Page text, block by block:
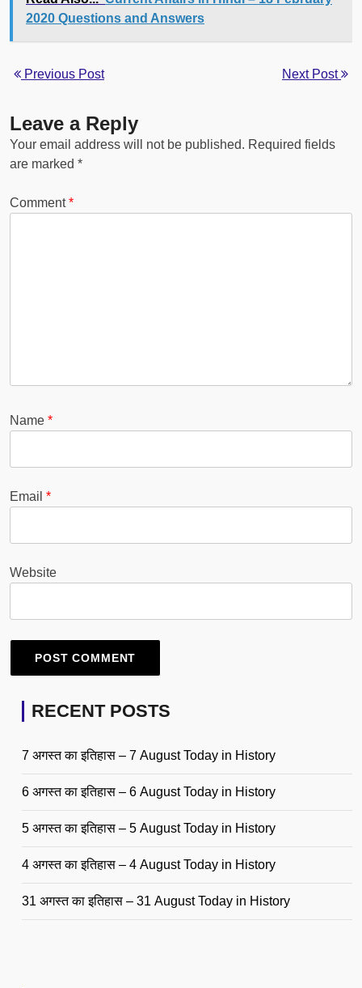
2020 Questions and Answers
Previous Post Next Post
Leave a Reply
Your email address will not be published. Required fields
are marked *
Comment*
Name *
Email *
Website
RECENT POSTS
7 अगस्त का इतिहास – 7 August Today in History
6 अगस्त का इतिहास – 6 August Today in History
5 अगस्त का इतिहास – 5 August Today in History
4 अगस्त का इतिहास – 4 August Today in History
31 अगस्त का इतिहास – 31 August Today in History